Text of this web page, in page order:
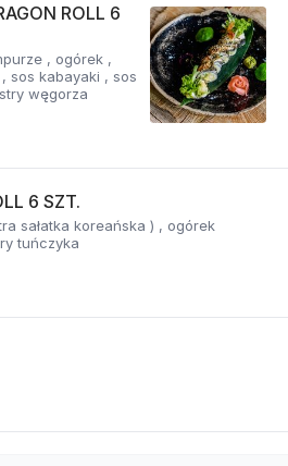
ROLL 6
, ogórek ,
sos kabayaki , sos
węgorza
6 SZT.
sałatka koreańska ) , ogórek
tuńczyka